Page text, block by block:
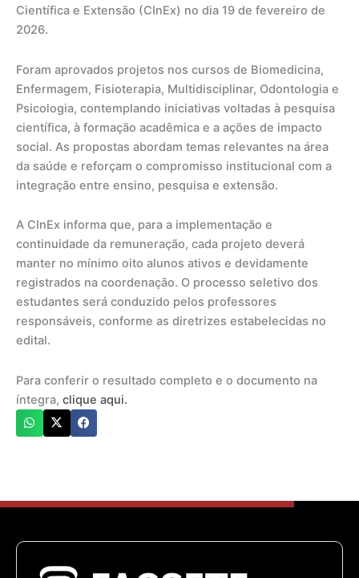
Científica e Extensão (CInEx) no dia 19 de fevereiro de
2026.
Foram aprovados projetos nos cursos de Biomedicina,
Enfermagem, Fisioterapia, Multidisciplinar, Odontologia e
Psicologia, contemplando iniciativas voltadas à pesquisa
científica, à formação acadêmica e a ações de impacto
social. As propostas abordam temas relevantes na área
da saúde e reforçam o compromisso institucional com a
integração entre ensino, pesquisa e extensão.
A CInEx informa que, para a implementação e
continuidade da remuneração, cada projeto deverá
manter no mínimo oito alunos ativos e devidamente
registrados na coordenação. O processo seletivo dos
estudantes será conduzido pelos professores
responsáveis, conforme as diretrizes estabelecidas no
edital.
Para conferir o resultado completo e o documento na
íntegra, clique aqui.